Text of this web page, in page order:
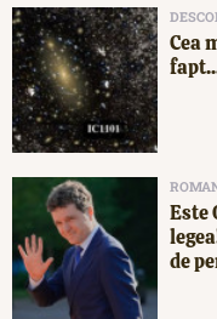
Cea
Este
de